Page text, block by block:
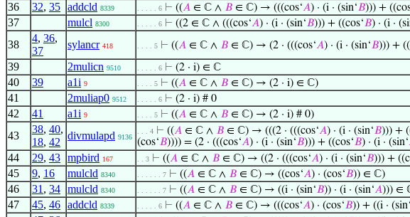
36 32, 35 addcld 8339 . . . . . 6 ⊢ ((𝐴 ∈ ℂ ∧ 𝐵 ∈ ℂ) → (((cos‘𝐴) · (i · (sin‘𝐵))) +
37 mulcl 8300 . . . . . 6 ⊢ ((2 ∈ ℂ ∧ (((cos‘𝐴) · (i · (sin‘𝐵))) + ((cos‘𝐵) · (i ·
38
4, 36,
37
sylancr 418 . . . . 5 ⊢ ((𝐴 ∈ ℂ ∧ 𝐵 ∈ ℂ) → (2 · (((cos‘𝐴) · (i · (sin‘𝐵))) +
39 2mulicn 9510 . . . . . 6 ⊢ (2 · i) ∈ ℂ
40 39 a1i 9 . . . . 5 ⊢ ((𝐴 ∈ ℂ ∧ 𝐵 ∈ ℂ) → (2 · i) ∈ ℂ)
41 2muliap0 9512 . . . . . 6 ⊢ (2 · i) # 0
42 41 a1i 9 . . . . 5 ⊢ ((𝐴 ∈ ℂ ∧ 𝐵 ∈ ℂ) → (2 · i) # 0)
43
38, 40,
18, 42
divmulapd 9136
. . . 4 ⊢ ((𝐴 ∈ ℂ ∧ 𝐵 ∈ ℂ) → (((2 · (((cos‘𝐴) · (i · (sin‘𝐵))) +
(cos‘𝐵)))) = (2 · (((cos‘𝐴) · (i · (sin‘𝐵))) + ((cos‘𝐵) · (i · (sin‘
44 29, 43 mpbird 167 . . 3 ⊢ ((𝐴 ∈ ℂ ∧ 𝐵 ∈ ℂ) → ((2 · (((cos‘𝐴) · (i · (sin‘𝐵))) +
45 9, 16 mulcld 8340 . . . . . . 7 ⊢ ((𝐴 ∈ ℂ ∧ 𝐵 ∈ ℂ) → ((cos‘𝐴) · (cos‘𝐵)) ∈ ℂ)
46 31 , 34 mulcld 8340 . . . . . . 7 ⊢ ((𝐴 ∈ ℂ ∧ 𝐵 ∈ ℂ) → ((i · (sin‘𝐵)) · (i · (sin‘𝐴))) ∈
47 45, 46 addcld 8339 . . . . . 6 ⊢ ((𝐴 ∈ ℂ ∧ 𝐵 ∈ ℂ) → (((cos‘𝐴) · (cos‘𝐵)) + ((i · (sin‘